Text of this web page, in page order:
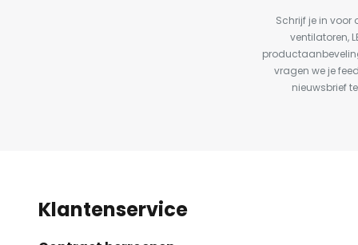
Schrijf je in voor
ventilatoren,
vragen we je
nieuwsbrief
Klantenservice